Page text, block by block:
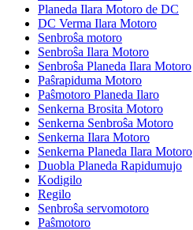
Planeda Ilara Motoro de DC
DC Verma Ilara Motoro
Senbroŝa motoro
Senbroŝa Ilara Motoro
Senbroŝa Planeda Ilara Motoro
Paŝrapiduma Motoro
Paŝmotoro Planeda Ilaro
Senkerna Brosita Motoro
Senkerna Senbroŝa Motoro
Senkerna Ilara Motoro
Senkerna Planeda Ilara Motoro
Duobla Planeda Rapidumujo
Kodigilo
Regilo
Senbroŝa servomotoro
Paŝmotoro